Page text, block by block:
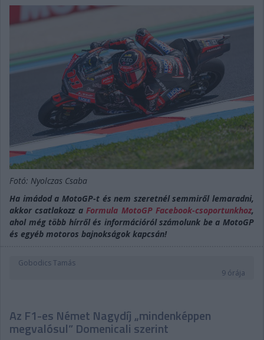
Fotó: Nyolczas Csaba
Ha imádod a MotoGP-t és nem szeretnél semmiről lemaradni,
akkor csatlakozz aFormula MotoGP Facebook-csoportunkhoz,
ahol még több hírről és információról számolunk be a MotoGP
és egyéb motoros bajnokságok kapcsán!
Gobodics Tamás
9 órája
Az F1-es Német Nagydíj „mindenképpen
megvalósul” Domenicali szerint